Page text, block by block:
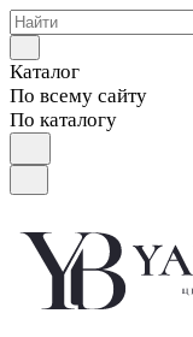
Каталог
По всему сайту
По каталогу